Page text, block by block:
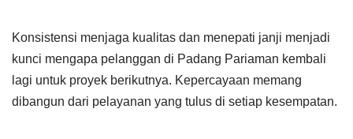
Konsistensi menjaga kualitas dan menepati janji menjadi
kunci mengapa pelanggan di Padang Pariaman kembali
lagi untuk proyek berikutnya. Kepercayaan memang
dibangun dari pelayanan yang tulus di setiap kesempatan.